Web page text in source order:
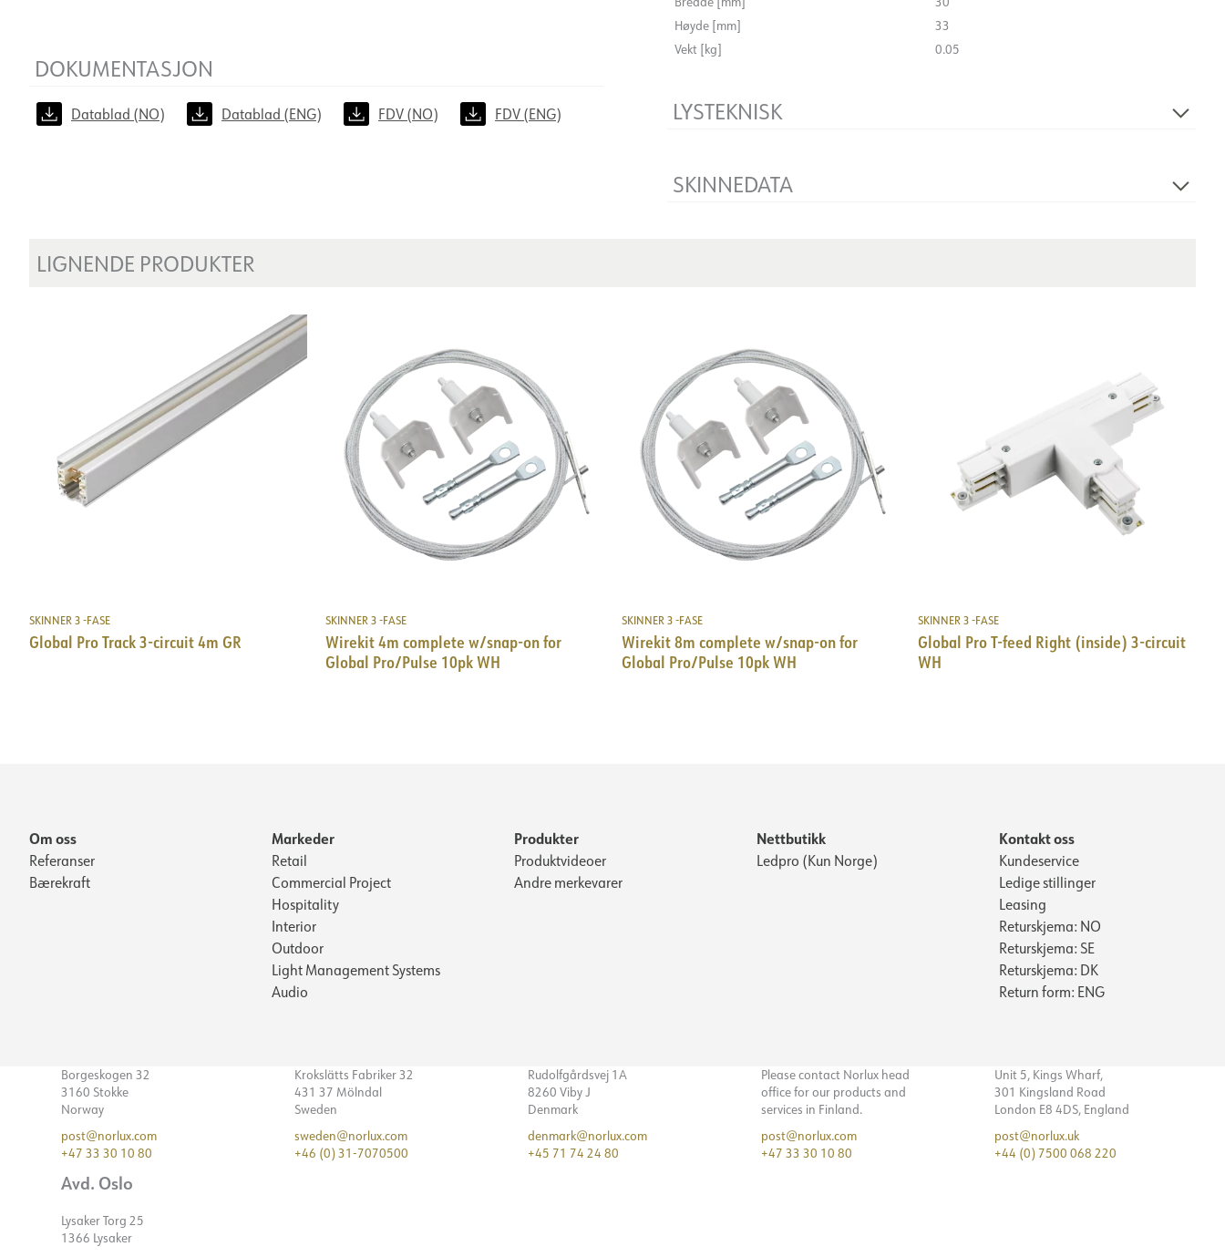
DOKUMENTASJON
Datablad (NO) Datablad (ENG) FDV (NO) FDV (ENG)
Høyde [mm]
33
Vekt [kg]
0.05
LYSTEKNISK
SKINNEDATA
LIGNENDE PRODUKTER
SKINNER 3 -FASE
Global Pro Track 3-circuit 4m GR
SKINNER 3 -FASE
Wirekit 4m complete w/snap-on for
Global Pro/Pulse 10pk WH
SKINNER 3 -FASE
Wirekit 8m complete w/snap-on for
Global Pro/Pulse 10pk WH
SKINNER 3 -FASE
Global Pro T-feed Right (inside) 3-circuit
WH
Om oss
Referanser
Bærekraft
Markeder
Retail
Commercial Project
Hospitality
Interior
Outdoor
Light Management Systems
Audio
Produkter
Produktvideoer
Andre merkevarer
Nettbutikk
Ledpro (Kun Norge)
Kontakt oss
Kundeservice
Ledige stillinger
Leasing
Returskjema: NO
Returskjema: SE
Returskjema: DK
Return form: ENG
Borgeskogen 32
3160 Stokke
Norway
post@norlux.com
+47 33 30 10 80
Avd. Oslo
Lysaker Torg 25
1366 Lysaker
Krokslätts Fabriker 32
431 37 Mölndal
Sweden
sweden@norlux.com
+46 (0) 31-7070500
Rudolfgårdsvej 1A
8260 Viby J
Denmark
denmark@norlux.com
+45 71 74 24 80
Please contact Norlux head
office for our products and
services in Finland.
post@norlux.com
+47 33 30 10 80
Unit 5, Kings Wharf,
301 Kingsland Road
London E8 4DS, England
post@norlux.uk
+44 (0) 7500 068 220